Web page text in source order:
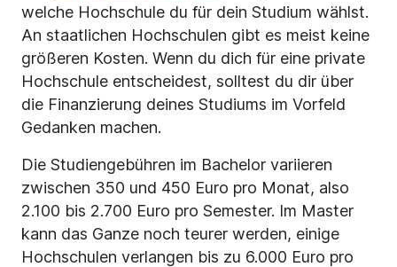
welche Hochschule du für dein Studium wählst.
An staatlichen Hochschulen gibt es meist keine
größeren Kosten. Wenn du dich für eine private
Hochschule entscheidest, solltest du dir über
die Finanzierung deines Studiums im Vorfeld
Gedanken machen.
Die Studiengebühren im Bachelor variieren
zwischen 350 und 450 Euro pro Monat, also
2.100 bis 2.700 Euro pro Semester. Im Master
kann das Ganze noch teurer werden, einige
Hochschulen verlangen bis zu 6.000 Euro pro